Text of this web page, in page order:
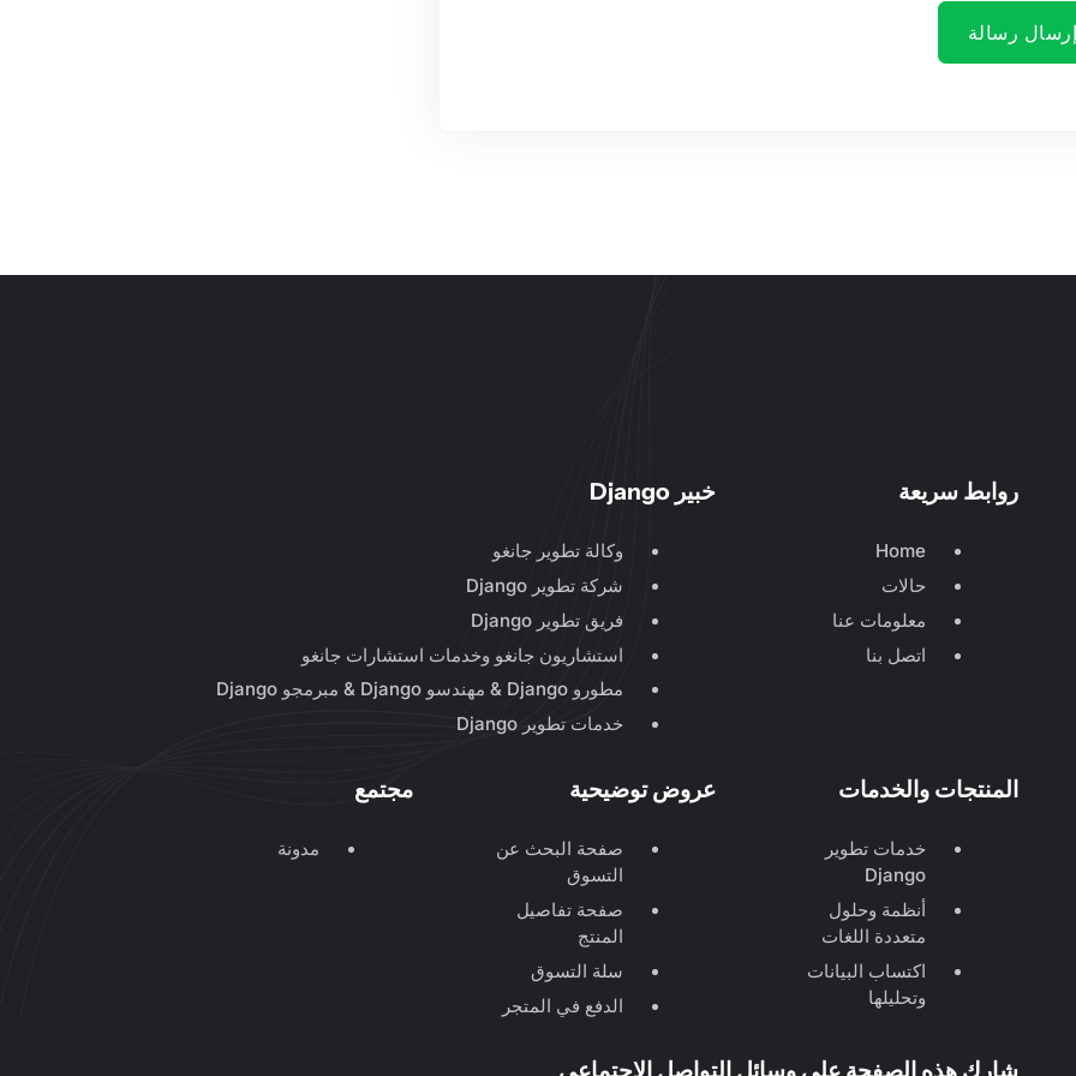
رسالة
روابط سريعة
Home
حالات
معلومات عنا
اتصل بنا
خبير Django
وكالة تطوير جانغو
شركة تطوير Django
فريق تطوير Django
استشاريون جانغو وخدمات استشارات جانغو
مطورو Django & مهندسو Django & مبرمجو Django
خدمات تطوير Django
المنتجات والخدمات
خدمات تطوير
Django
أنظمة وحلول
متعددة اللغات
اكتساب البيانات
وتحليلها
عروض توضيحية
صفحة البحث عن
التسوق
صفحة تفاصيل
المنتج
سلة التسوق
الدفع في المتجر
مجتمع
مدونة
شارك هذه الصفحة على وسائل التواصل الاجتماعي